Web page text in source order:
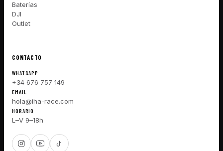
Baterías
DJI
Outlet
CONTACTO
WHATSAPP
+34 676 757 149
EMAIL
hola@iha-race.com
HORARIO
L–V 9–18h